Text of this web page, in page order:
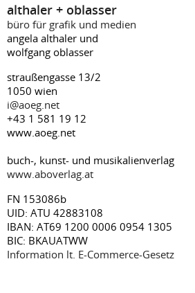
althaler + oblasser
büro für grafik und medien
angela althaler und
wolfgang oblasser
straußengasse 13/2
1050 wien
i@aoeg.net
+43 1 581 19 12
www.aoeg.net
buch-, kunst- und musikalienverlag
www.aboverlag.at
FN 153086b
UID: ATU 42883108
IBAN: AT69 1200 0006 0954 1305
BIC: BKAUATWW
Information lt. E-Commerce-Gesetz